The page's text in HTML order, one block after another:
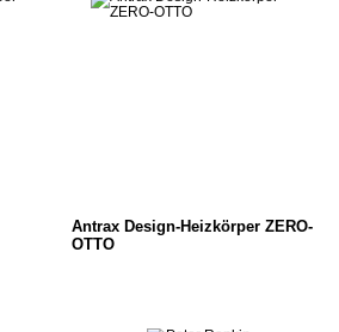
Antrax Design-Heizkörper ZERO-
OTTO